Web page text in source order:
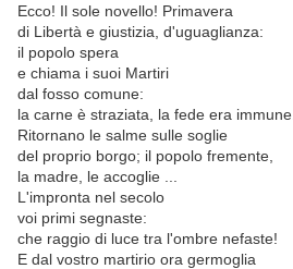
Ecco! Il sole novello! Primavera
di Libertà e giustizia, d'uguaglianza:
il popolo spera
e chiama i suoi Martiri
dal fosso comune:
la carne è straziata, la fede era immune.
Ritornano le salme sulle soglie
del proprio borgo; il popolo fremente,
la madre, le accoglie ...
L'impronta nel secolo
voi primi segnaste:
che raggio di luce tra l'ombre nefaste!
E dal vostro martirio ora germoglia